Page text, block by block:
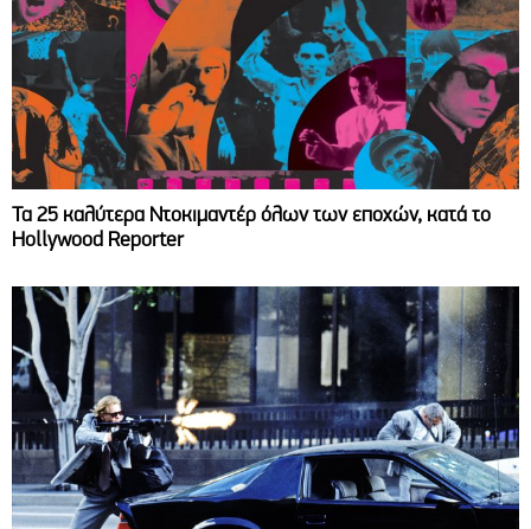
Τα 25 καλύτερα Ντοκιμαντέρ όλων των εποχών, κατά το
Hollywood Reporter